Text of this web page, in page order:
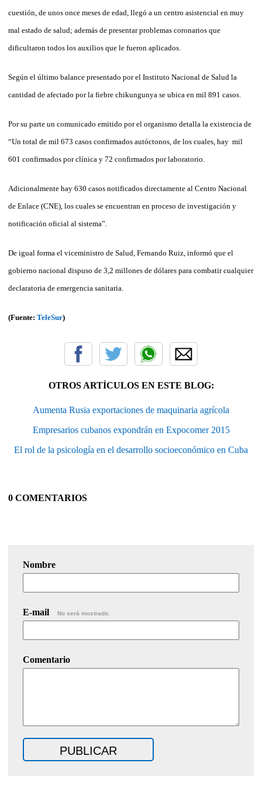
cuestión, de unos once meses de edad, llegó a un centro asistencial en muy
mal estado de salud; además de presentar problemas coronarios que
dificultaron todos los auxilios que le fueron aplicados.
Según el último balance presentado por el Instituto Nacional de Salud la
cantidad de afectado por la fiebre chikungunya se ubica en mil 891 casos.
Por su parte un comunicado emitido por el organismo detalla la existencia de
“Un total de mil 673 casos confirmados autóctonos, de los cuales, hay mil
601 confirmados por clínica y 72 confirmados por laboratorio.
Adicionalmente hay 630 casos notificados directamente al Centro Nacional
de Enlace (CNE), los cuales se encuentran en proceso de investigación y
notificación oficial al sistema”.
De igual forma el viceministro de Salud, Fernando Ruiz, informó que el
gobierno nacional dispuso de 3,2 millones de dólares para combatir cualquier
declaratoria de emergencia sanitaria.
(Fuente: TeleSur)
OTROS ARTÍCULOS EN ESTE BLOG:
Aumenta Rusia exportaciones de maquinaria agrícola
Empresarios cubanos expondrán en Expocomer 2015
El rol de la psicología en el desarrollo socioeconómico en Cuba
0 COMENTARIOS
Nombre
E-mail No será mostrado.
Comentario